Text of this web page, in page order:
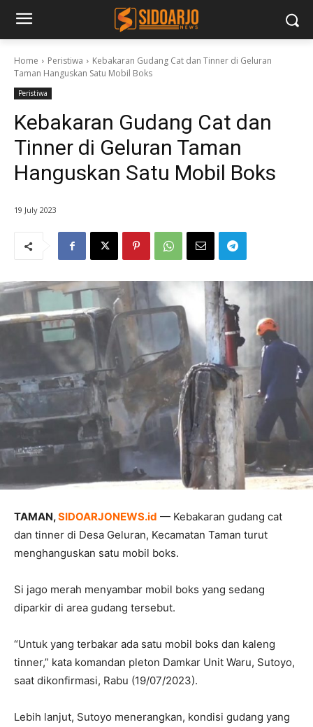
Home Peristiwa
Kebakaran Gudang Cat dan Tinner di Geluran
Taman Hanguskan Satu Mobil Boks
Peristiwa
Kebakaran Gudang Cat dan
Tinner di Geluran Taman
Hanguskan Satu Mobil Boks
19 July 2023
TAMAN,SIDOARJONEWS.id — Kebakaran gudang cat
dan tinner di Desa Geluran, Kecamatan Taman turut
menghanguskan satu mobil boks.
Si jago merah menyambar mobil boks yang sedang
diparkir di area gudang tersebut.
“Untuk yang terbakar ada satu mobil boks dan kaleng
tinner,” kata komandan pleton Damkar Unit Waru, Sutoyo,
saat dikonfirmasi, Rabu (19/07/2023).
Lebih lanjut, Sutoyo menerangkan, kondisi gudang yang